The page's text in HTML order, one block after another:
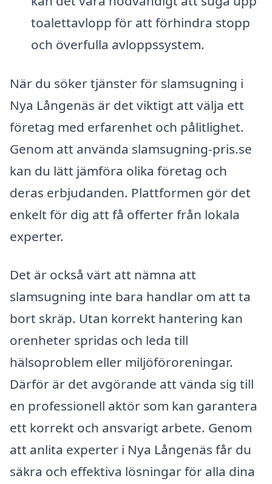
toalettavlopp för att förhindra stopp
och överfulla avloppssystem.
När du söker tjänster för slamsugning i
Nya Långenäs är det viktigt att välja ett
företag med erfarenhet och pålitlighet.
Genom att använda slamsugning-pris.se
kan du lätt jämföra olika företag och
deras erbjudanden. Plattformen gör det
enkelt för dig att få offerter från lokala
experter.
Det är också värt att nämna att
slamsugning inte bara handlar om att ta
bort skräp. Utan korrekt hantering kan
orenheter spridas och leda till
hälsoproblem eller miljöföroreningar.
Därför är det avgörande att vända sig till
en professionell aktör som kan garantera
ett korrekt och ansvarigt arbete. Genom
att anlita experter i Nya Långenäs får du
säkra och effektiva lösningar för alla dina